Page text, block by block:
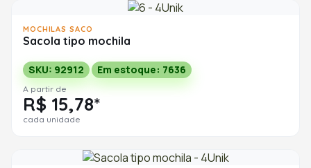
MOCHILAS SACO
Sacola tipo mochila
SKU: 92912 Em estoque: 7636
A partir de
R$ 15,78*
cada unidade